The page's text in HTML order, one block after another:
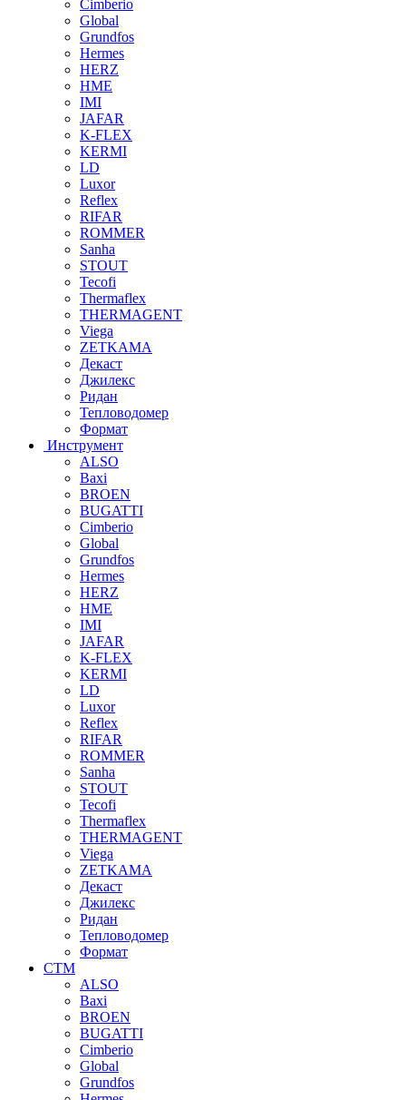
Cimberio
Global
Grundfos
Hermes
HERZ
HME
IMI
JAFAR
K-FLEX
KERMI
LD
Luxor
Reflex
RIFAR
ROMMER
Sanha
STOUT
Tecofi
Thermaflex
THERMAGENT
Viega
ZETKAMA
Декаст
Джилекс
Ридан
Тепловодомер
Формат
Инструмент
ALSO
Baxi
BROEN
BUGATTI
Cimberio
Global
Grundfos
Hermes
HERZ
HME
IMI
JAFAR
K-FLEX
KERMI
LD
Luxor
Reflex
RIFAR
ROMMER
Sanha
STOUT
Tecofi
Thermaflex
THERMAGENT
Viega
ZETKAMA
Декаст
Джилекс
Ридан
Тепловодомер
Формат
СТМ
ALSO
Baxi
BROEN
BUGATTI
Cimberio
Global
Grundfos